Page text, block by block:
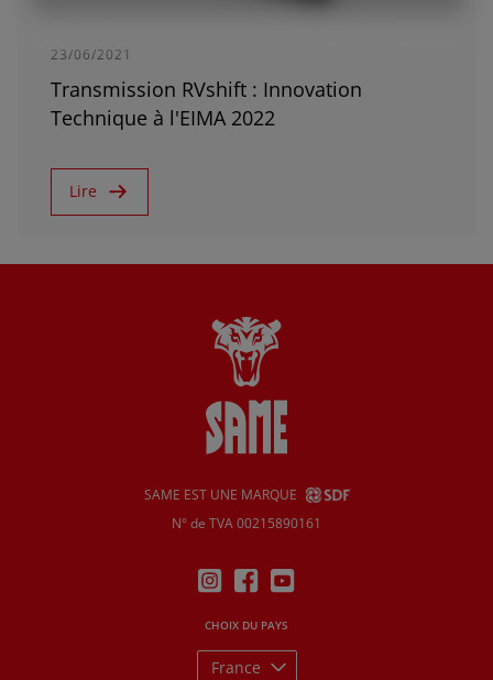
23/06/2021
Transmission RVshift : Innovation
Technique à l'EIMA 2022
Lire
SAME EST UNE MARQUE
N° de TVA 00215890161
CHOIX DU PAYS
France